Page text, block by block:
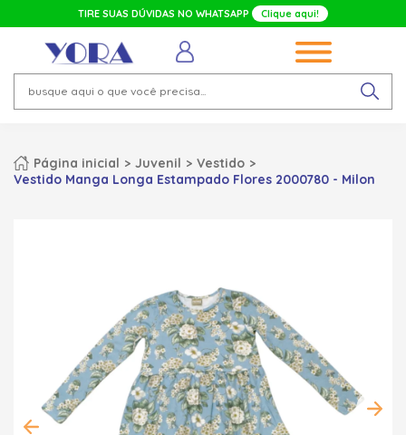
TIRE SUAS DÚVIDAS NO WHATSAPP Clique aqui!
Página inicial Juvenil
Vestido
Vestido Manga Longa Estampado Flores 2000780 - Milon